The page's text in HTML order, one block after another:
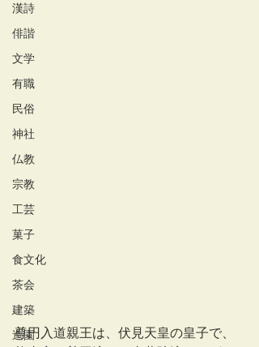
漢詩
俳諧
文学
有職
民俗
神社
仏教
宗教
工芸
菓子
食文化
茶会
建築
造園
尊円入道親王は、伏見天皇の皇子で、